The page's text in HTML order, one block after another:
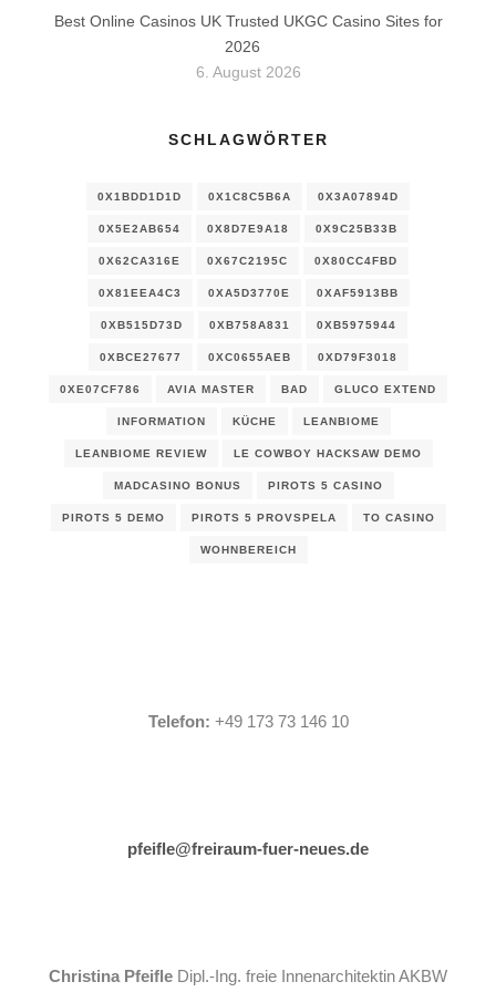
Best Online Casinos UK Trusted UKGC Casino Sites for
2026
6. August 2026
SCHLAGWÖRTER
0X1BDD1D1D 0X1C8C5B6A 0X3A07894D
0X5E2AB654 0X8D7E9A18 0X9C25B33B
0X62CA316E 0X67C2195C 0X80CC4FBD
0X81EEA4C3 0XA5D3770E 0XAF5913BB
0XB515D73D 0XB758A831 0XB5975944
0XBCE27677 0XC0655AEB 0XD79F3018
0XE07CF786 AVIA MASTER BAD GLUCO EXTEND
INFORMATION KÜCHE LEANBIOME
LEANBIOME REVIEW LE COWBOY HACKSAW DEMO
MADCASINO BONUS PIROTS 5 CASINO
PIROTS 5 DEMO PIROTS 5 PROVSPELA TO CASINO
WOHNBEREICH
Telefon: +49 173 73 146 10
pfeifle@freiraum-fuer-neues.de
Christina Pfeifle Dipl.-Ing. freie Innenarchitektin AKBW